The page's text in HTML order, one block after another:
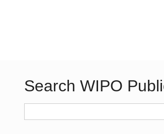
Search WIPO